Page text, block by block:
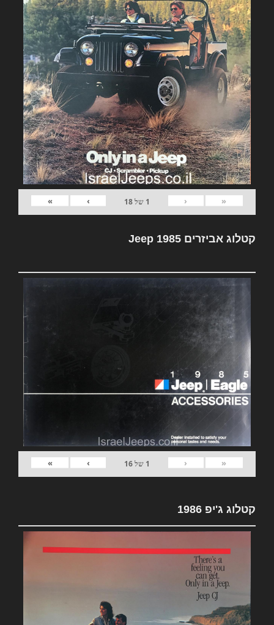
«
‹
1 של18
›
»
קטלוג אביזרים Jeep 1985
«
‹
1 של16
›
»
קטלוג ג'יפ 1986